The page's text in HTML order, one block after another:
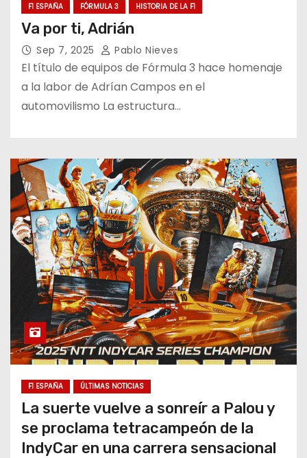
F1 ESPAÑA FÓRMULA 3 HISTORIA DE LA F1
Va por ti, Adrián
Sep 7, 2025 Pablo Nieves
El título de equipos de Fórmula 3 hace homenaje
a la labor de Adrían Campos en el
automovilismo La estructura…
F1 ESPAÑA ÚLTIMAS NOTICIAS
La suerte vuelve a sonreír a Palou y
se proclama tetracampeón de la
IndyCar en una carrera sensacional